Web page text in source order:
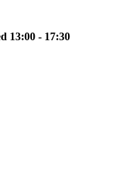
13:00 - 17:30